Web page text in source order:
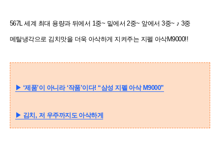
567L 세계 최대 용량과 뒤에서 1중~ 밑에서 2중~ 앞에서 3중~ ♪ 3중
메탈냉각으로 김치맛을 더욱 아삭하게 지켜주는 지펠 아삭M9000!!
▶ ‘제품’이 아니라 ‘작품’이다! “삼성 지펠 아삭 M9000”
▶ 김치, 저 우주까지도 아삭하게